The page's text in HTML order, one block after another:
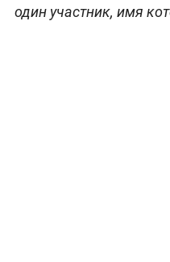
один участник, имя